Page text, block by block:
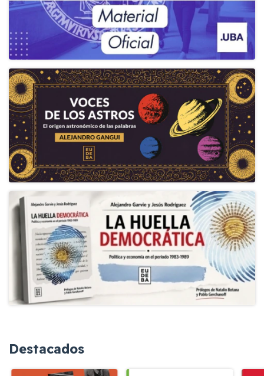
Destacados